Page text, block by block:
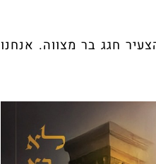
חגג בר מצווה. אנחנו